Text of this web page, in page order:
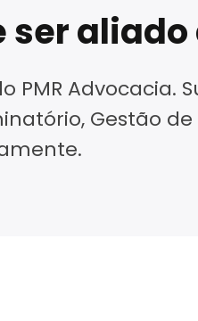
aliado
PMR Advocacia.
Gestão de